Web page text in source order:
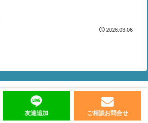
2026.03.06
2026 探偵ファイル All Rights Reserved.
友達追加 ご相談お問合せ